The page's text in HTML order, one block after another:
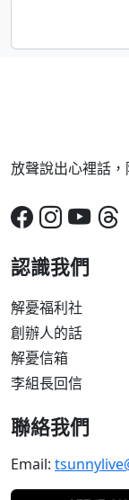
放聲說出心裡話
認識我們
解憂福利社
創辦人的話
解憂信箱
李組長回信
聯絡我們
Email: